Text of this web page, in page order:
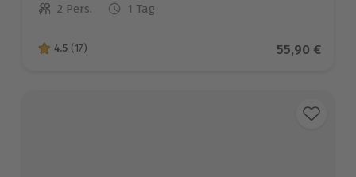
Anzahl der Teilnehmer
2 Pers. 1 Tag
4.5 von 5 Sternen basierend auf 17 Bewertungen
4.5 (17) Aktueller
55,90 €